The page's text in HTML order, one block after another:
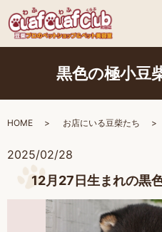
黒色の極小豆
HOME お店にいる豆柴たち
2025/02/28
12月27日生まれの黒